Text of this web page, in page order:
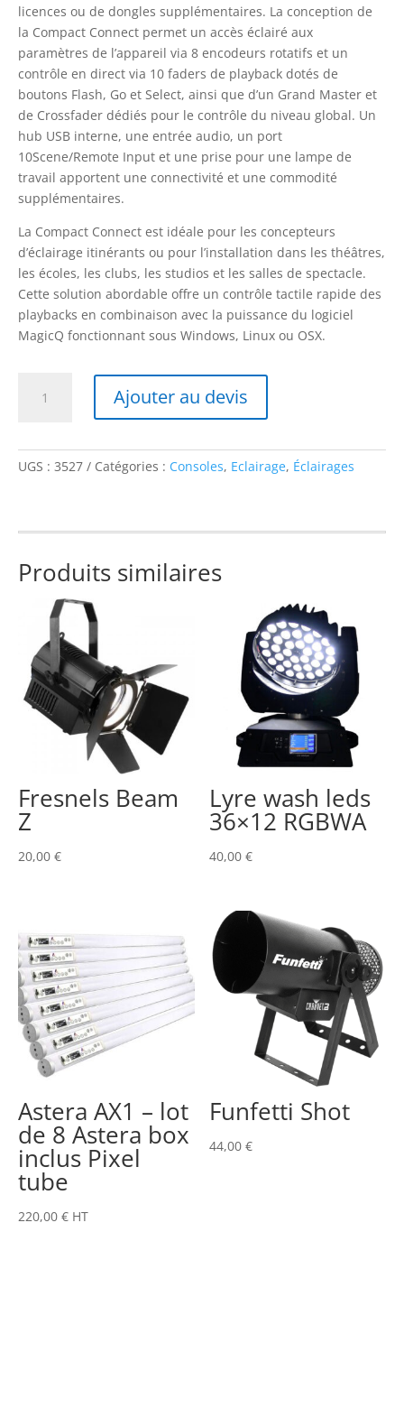
licences ou de dongles supplémentaires. La conception de
la Compact Connect permet un accès éclairé aux
paramètres de l’appareil via 8 encodeurs rotatifs et un
contrôle en direct via 10 faders de playback dotés de
boutons Flash, Go et Select, ainsi que d’un Grand Master et
de Crossfader dédiés pour le contrôle du niveau global. Un
hub USB interne, une entrée audio, un port
10Scene/Remote Input et une prise pour une lampe de
travail apportent une connectivité et une commodité
supplémentaires.
La Compact Connect est idéale pour les concepteurs
d’éclairage itinérants ou pour l’installation dans les théâtres,
les écoles, les clubs, les studios et les salles de spectacle.
Cette solution abordable offre un contrôle tactile rapide des
playbacks en combinaison avec la puissance du logiciel
MagicQ fonctionnant sous Windows, Linux ou OSX.
connect
Ajouter au devis
UGS : 3527 Catégories : Consoles, Eclairage, Éclairages
Produits similaires
Fresnels Beam
Z
20,00 €
Lyre wash leds
36×12 RGBWA
40,00€
Astera AX1 – lot
de 8 Astera box
inclus Pixel
tube
220,00 € HT
Funfetti Shot
44,00€